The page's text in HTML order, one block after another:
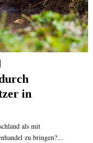
in
als mit
zu bringen?...